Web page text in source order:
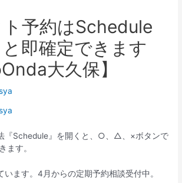
予約はSchedule
即確定できます
大久保】
『Schedule』を開くと、○、△、×ボタンで
ます。
います。4月からの定期予約相談受付中。